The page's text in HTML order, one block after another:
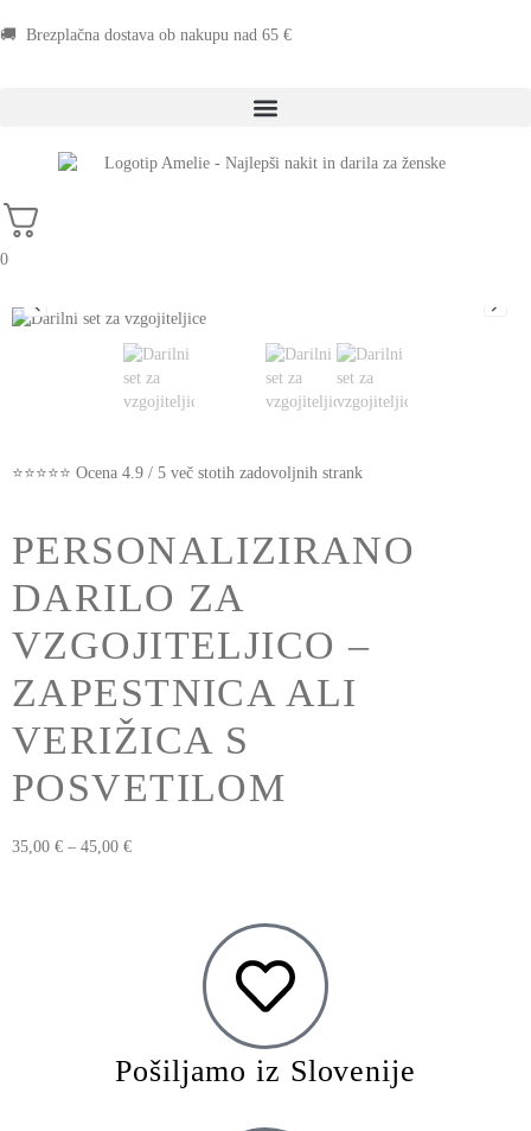
🚚 Brezplačna dostava ob nakupu nad 65 €
0
⭐⭐⭐⭐⭐ Ocena 4.9 / 5 več stotih zadovoljnih strank
PERSONALIZIRANO
DARILO ZA
VZGOJITELJICO –
ZAPESTNICA ALI
VERIŽICA S
POSVETILOM
35,00 € – 45,00 €
Pošiljamo iz Slovenije